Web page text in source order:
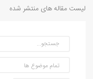
لیست مقاله های منتشر شده